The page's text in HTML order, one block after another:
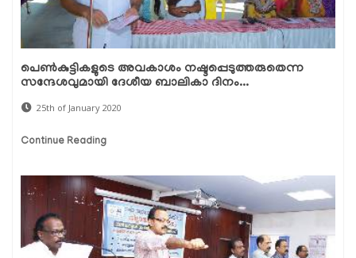
പെണ്‍കുട്ടികളുടെ അവകാശം നഷ്ടപ്പെടുത്തരുതെന്ന
സന്ദേശവുമായി ദേശീയ ബാലികാ ദിനം...
25th of January 2020
Continue Reading